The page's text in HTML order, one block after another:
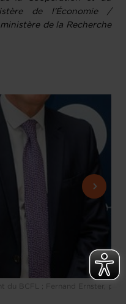
de l’Économie /
de la Recherche
du BCFL ; Fernand Ernster,